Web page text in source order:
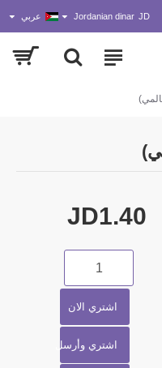
JD
Jordanian dinar عربي
JD1.40
اشتري الان
اشتري وأرسل